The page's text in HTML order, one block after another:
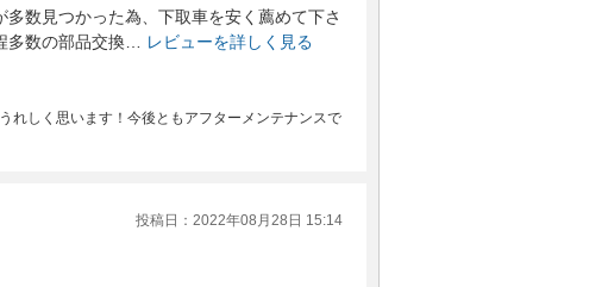
数見つかった為、下取車を安く薦めて下さ
多数の部品交換…
レビューを詳しく見る
れしく思います！今後ともアフターメンテナンスで
投稿日：2022年08月28日 15:14